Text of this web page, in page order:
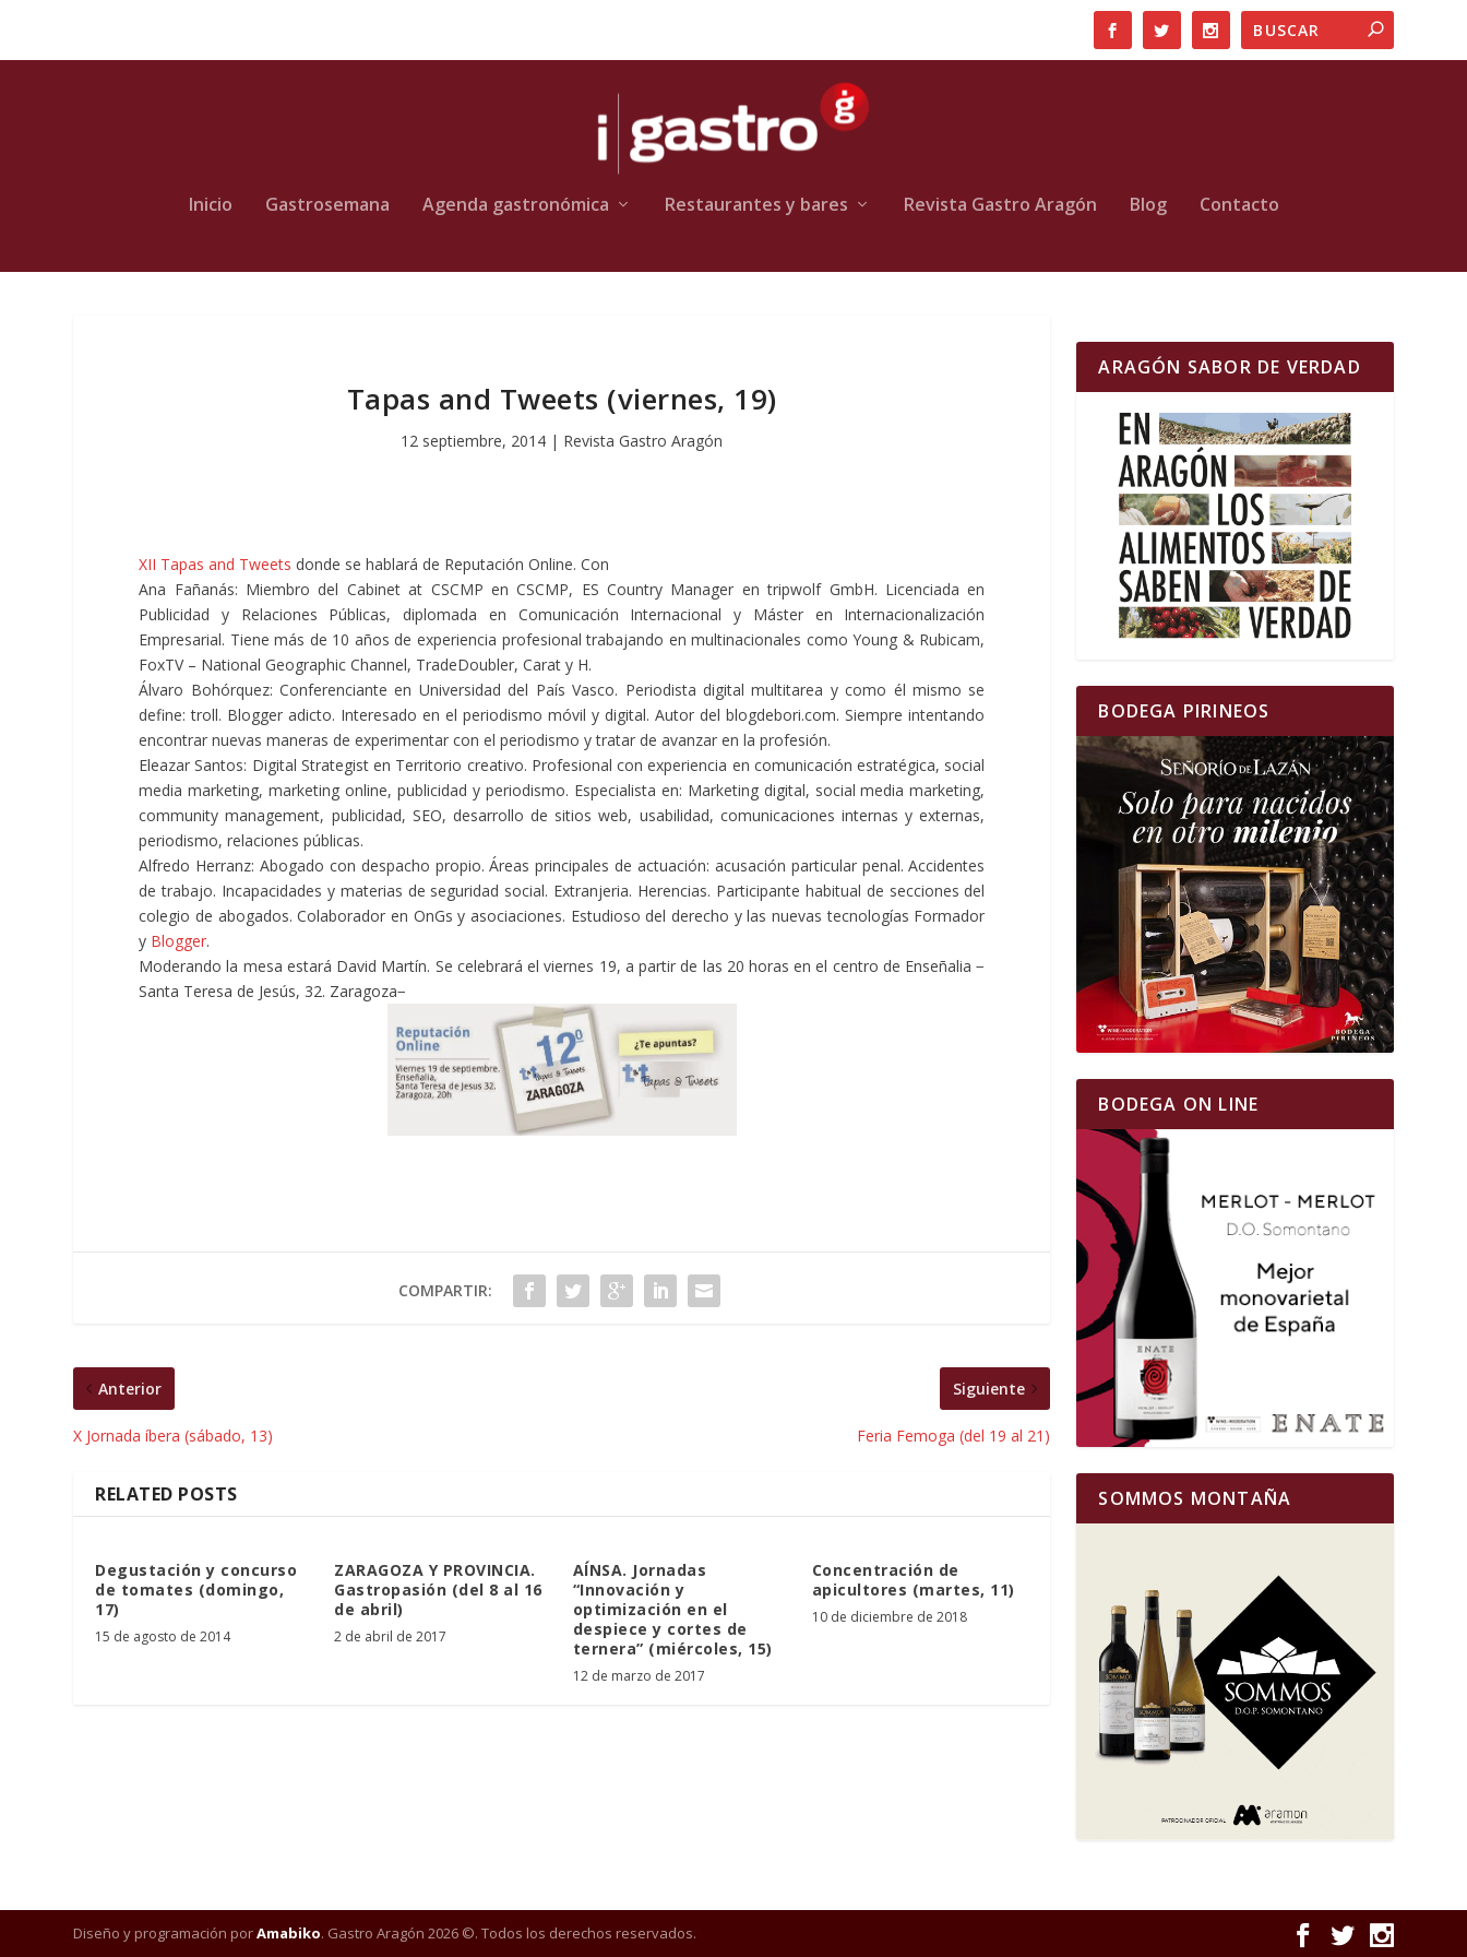
Inicio Gastrosemana Agenda gastronómica Restaurantes y bares Revista Gastro Aragón Blog Contacto
Tapas and Tweets (viernes, 19)
12 septiembre, 2014 | Revista Gastro Aragón
XII Tapas and Tweets donde se hablará de Reputación Online. Con
Ana Fañanás: Miembro del Cabinet at CSCMP en CSCMP, ES Country Manager en tripwolf GmbH. Licenciada en
Publicidad y Relaciones Públicas, diplomada en Comunicación Internacional y Máster en Internacionalización
Empresarial. Tiene más de 10 años de experiencia profesional trabajando en multinacionales como Young & Rubicam,
FoxTV – National Geographic Channel, TradeDoubler, Carat y H.
Álvaro Bohórquez: Conferenciante en Universidad del País Vasco. Periodista digital multitarea y como él mismo se
define: troll. Blogger adicto. Interesado en el periodismo móvil y digital. Autor del blogdebori.com. Siempre intentando
encontrar nuevas maneras de experimentar con el periodismo y tratar de avanzar en la profesión.
Eleazar Santos: Digital Strategist en Territorio creativo. Profesional con experiencia en comunicación estratégica, social
media marketing, marketing online, publicidad y periodismo. Especialista en: Marketing digital, social media marketing,
community management, publicidad, SEO, desarrollo de sitios web, usabilidad, comunicaciones internas y externas,
periodismo, relaciones públicas.
Alfredo Herranz: Abogado con despacho propio. Áreas principales de actuación: acusación particular penal. Accidentes
de trabajo. Incapacidades y materias de seguridad social. Extranjeria. Herencias. Participante habitual de secciones del
colegio de abogados. Colaborador en OnGs y asociaciones. Estudioso del derecho y las nuevas tecnologías Formador
y Blogger.
Moderando la mesa estará David Martín. Se celebrará el viernes 19, a partir de las 20 horas en el centro de Enseñalia −
Santa Teresa de Jesús, 32. Zaragoza−
COMPARTIR:
Anterior
X Jornada íbera (sábado, 13)
Siguiente
Feria Femoga (del 19 al 21)
RELATED POSTS
Degustación y concurso
de tomates (domingo,
17)
15 de agosto de 2014
ZARAGOZA Y PROVINCIA.
Gastropasión (del 8 al 16
de abril)
2 de abril de 2017
AÍNSA. Jornadas
“Innovación y
optimización en el
despiece y cortes de
ternera” (miércoles, 15)
12 de marzo de 2017
Concentración de
apicultores (martes, 11)
10 de diciembre de 2018
ARAGÓN SABOR DE VERDAD
BODEGA PIRINEOS
BODEGA ON LINE
SOMMOS MONTAÑA
Diseño y programación porAmabiko. Gastro Aragón 2026 ©. Todos los derechos reservados.